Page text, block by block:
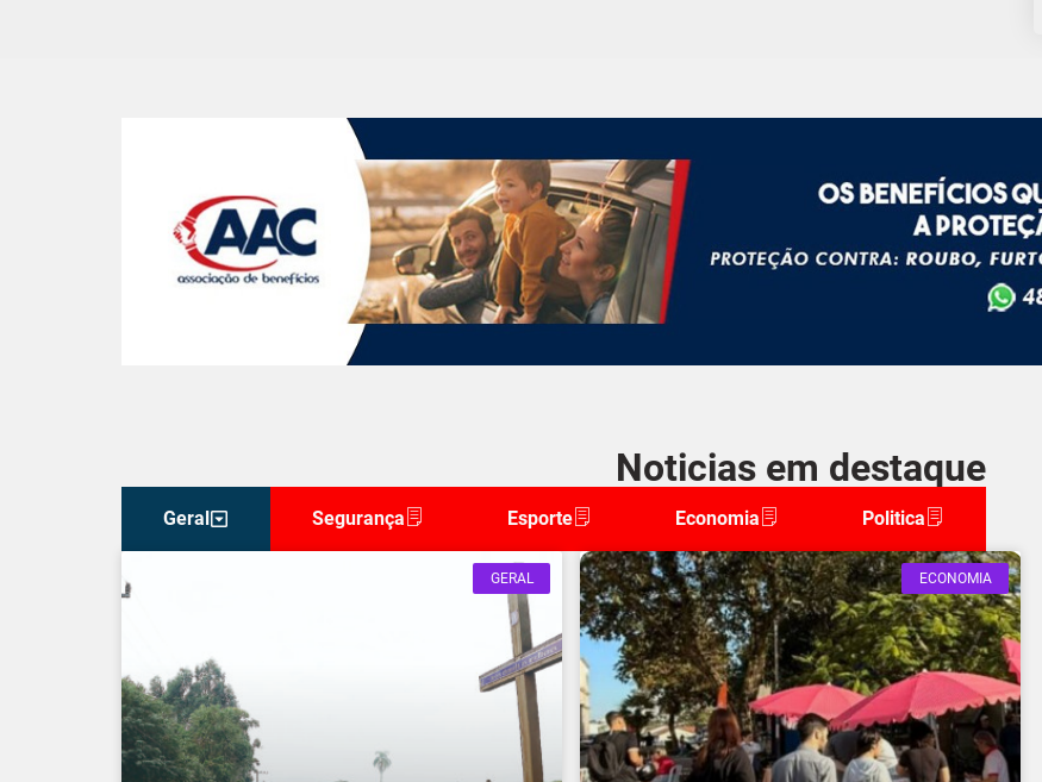
Noticias em destaque
Geral Segurança Esporte Economia Politica
GERAL ECONOMIA